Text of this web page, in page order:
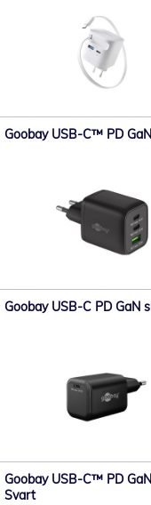
Goobay USB-C™ PD
Goobay USB-C PD GaN
Goobay USB-C™ PD
Svart